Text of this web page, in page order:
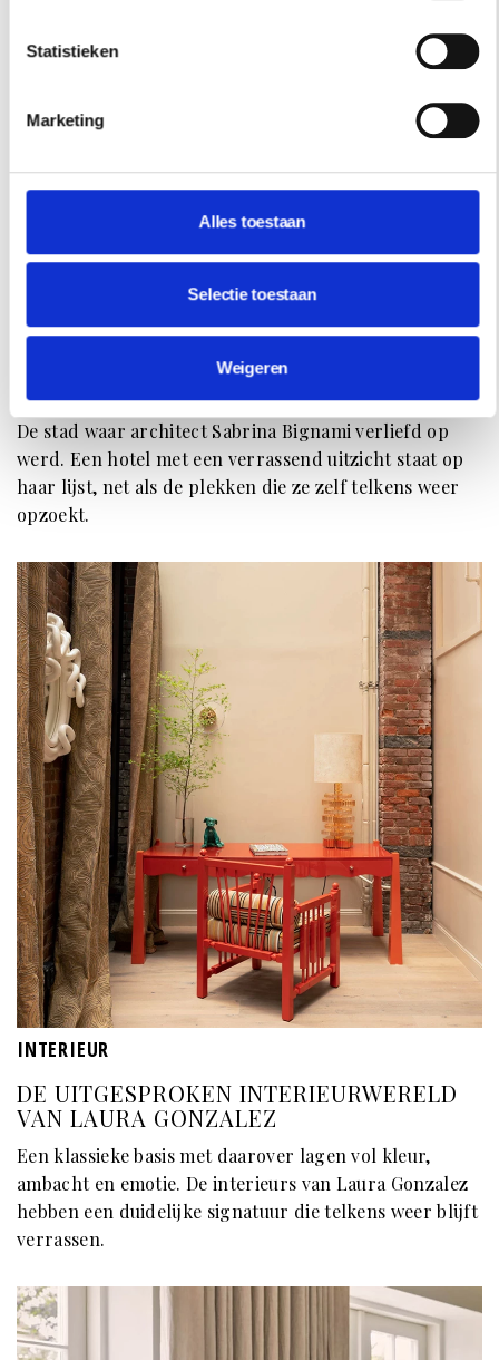
Statistieken
Marketing
Alles toestaan
Selectie toestaan
Weigeren
48 UUR IN SINGAPORE? DIT ZIJN DE
FAVORIETEN VAN ARCHITECT SABRINA
BIGNAMI
De stad waar architect Sabrina Bignami verliefd op
werd. Een hotel met een verrassend uitzicht staat op
haar lijst, net als de plekken die ze zelf telkens weer
opzoekt.
INTERIEUR
DE UITGESPROKEN INTERIEURWERELD
VAN LAURA GONZALEZ
Een klassieke basis met daarover lagen vol kleur,
ambacht en emotie. De interieurs van Laura Gonzalez
hebben een duidelijke signatuur die telkens weer blijft
verrassen.